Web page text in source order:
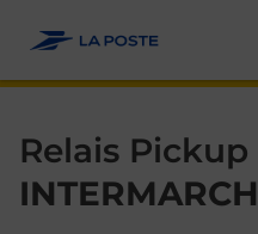
Relais Pickup